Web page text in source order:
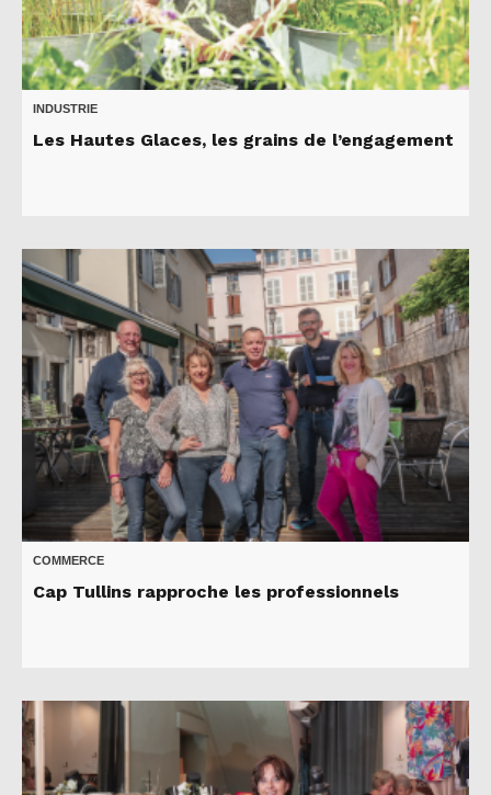
INDUSTRIE
Les Hautes Glaces, les grains de l’engagement
COMMERCE
Cap Tullins rapproche les professionnels